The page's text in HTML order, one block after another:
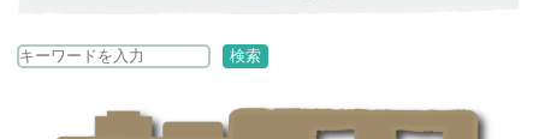
検
検索